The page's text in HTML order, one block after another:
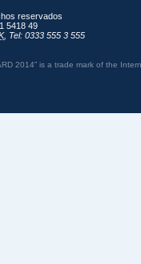
reservados
5418 49
, Tel: 0333 555 3 555
2014” is a trade mark of the